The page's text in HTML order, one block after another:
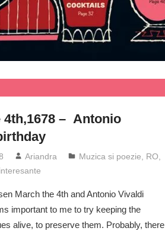
4th,1678 – Antonio
Ariandra Muzica si poezie RO
March the 4th and Antonio Vivaldi
important to me to try keeping the
alive, to preserve them. Probably, there